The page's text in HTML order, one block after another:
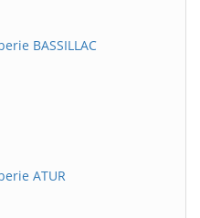
BASSILLAC
ATUR